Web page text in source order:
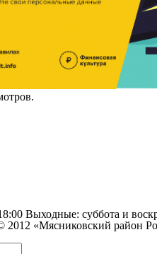
Выходные: суббота и
«Мясниковский район